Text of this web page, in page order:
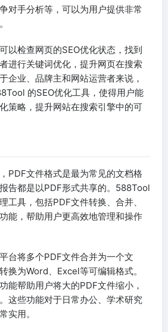
对手分析等，可以为用户提供非常
以检查网页的SEO优化状态，找到
进行关键词优化，提升网页在搜索
企业、品牌主和网站运营者来说，
的SEO优化工具，使得用户能
策略，提升网站在搜索引擎中的可
PDF文件格式是最为常见的文档格
告都是以PDF形式共享的。588Tool
工具，包括PDF文件转换、合并、
能，帮助用户更高效地管理和操作
台将多个PDF文件合并为一个文
换为Word、Excel等可编辑格式。
能帮助用户将大的PDF文件缩小，
这些功能对于日常办公、学术研究
实用。